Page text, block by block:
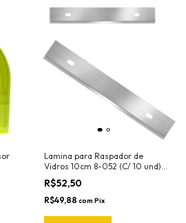
Lamina para Raspador de
Vidros 10cm 8-052 (C/ 10 und)
Exfak (Para o Raspador 15-056
Exfak)
R$52,50
R$49,88 com Pix